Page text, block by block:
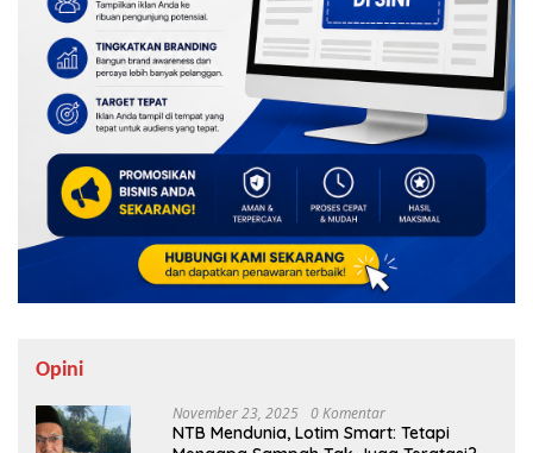
Opini
November 23, 2025 0 Komentar
NTB Mendunia, Lotim Smart: Tetapi